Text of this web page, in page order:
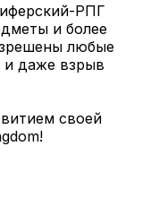
РПГ
и более
любые
даже взрыв
своей